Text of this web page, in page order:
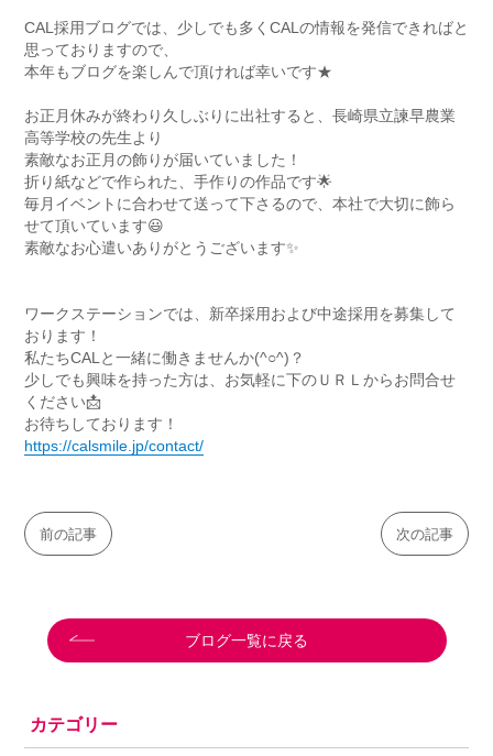
CAL採用ブログでは、少しでも多くCALの情報を発信できればと
思っておりますので、
本年もブログを楽しんで頂ければ幸いです★
お正月休みが終わり久しぶりに出社すると、長崎県立諫早農業
高等学校の先生より
素敵なお正月の飾りが届いていました！
折り紙などで作られた、手作りの作品です🌟
毎月イベントに合わせて送って下さるので、本社で大切に飾ら
せて頂いています😃
素敵なお心遣いありがとうございます✨
ワークステーションでは、新卒採用および中途採用を募集して
おります！
私たちCALと一緒に働きませんか(^○^)？
少しでも興味を持った方は、お気軽に下のＵＲＬからお問合せ
ください📩
お待ちしております！
https://calsmile.jp/contact/
前の記事 次の記事
ブログ一覧に戻る
カテゴリー